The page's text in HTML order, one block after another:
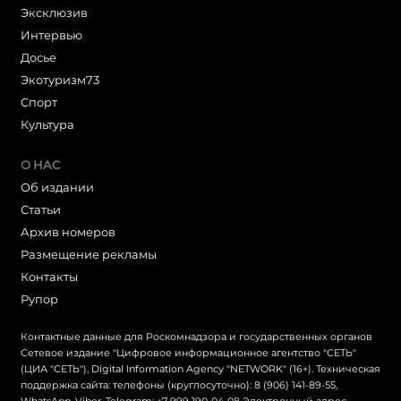
Эксклюзив
Интервью
Досье
Экотуризм73
Cпорт
Культура
О НАС
Об издании
Статьи
Архив номеров
Размещение рекламы
Контакты
Рупор
Контактные данные для Роскомнадзора и государственных органов
Сетевое издание "Цифровое информационное агентство "СЕТЬ"
(ЦИА "СЕТЬ"), Digital Information Agency "NETWORK" (16+). Техническая
поддержка сайта: телефоны (круглосуточно): 8 (906) 141-89-55,